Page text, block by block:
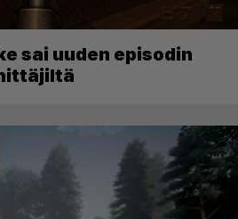
sai uuden episodin